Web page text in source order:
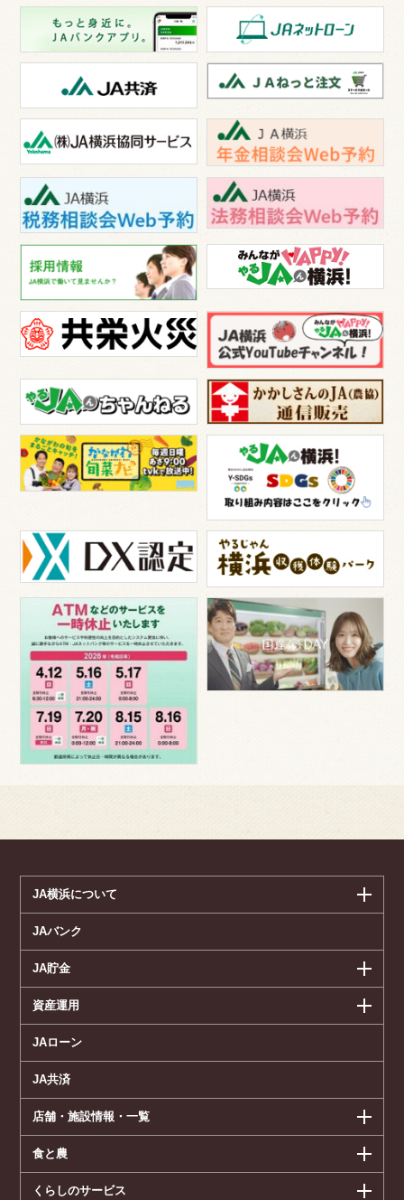
JA横浜について
JAバンク
JA貯金
資産運用
JAローン
JA共済
店舗・施設情報・一覧
食と農
くらしのサービス